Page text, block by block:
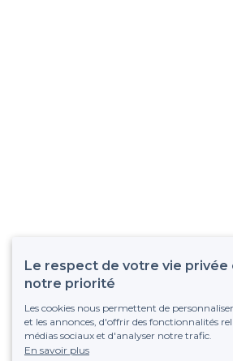
Le respect de votre vie privée
notre priorité
Les cookies nous permettent de
et les annonces, d'offrir des fonctionnalités
médias sociaux et d'analyser notre trafic.
En savoir plus